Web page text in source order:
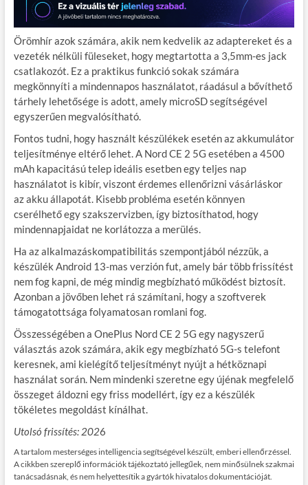
Örömhír azok számára, akik nem kedvelik az adaptereket és a
vezeték nélküli füleseket, hogy megtartotta a 3,5mm-es jack
csatlakozót. Ez a praktikus funkció sokak számára
megkönnyíti a mindennapos használatot, ráadásul a bővíthető
tárhely lehetősége is adott, amely microSD segítségével
egyszerűen megvalósítható.
Fontos tudni, hogy használt készülékek esetén az akkumulátor
teljesítménye eltérő lehet. A Nord CE 2 5G esetében a 4500
mAh kapacitású telep ideális esetben egy teljes nap
használatot is kibír, viszont érdemes ellenőrizni vásárláskor
az akku állapotát. Kisebb probléma esetén könnyen
cserélhető egy szakszervizben, így biztosíthatod, hogy
mindennapjaidat ne korlátozza a merülés.
Ha az alkalmazáskompatibilitás szempontjából nézzük, a
készülék Android 13-mas verzión fut, amely bár több frissítést
nem fog kapni, de még mindig megbízható működést biztosít.
Azonban a jövőben lehet rá számítani, hogy a szoftverek
támogatottsága folyamatosan romlani fog.
Összességében a OnePlus Nord CE 2 5G egy nagyszerű
választás azok számára, akik egy megbízható 5G-s telefont
keresnek, ami kielégítő teljesítményt nyújt a hétköznapi
használat során. Nem mindenki szeretne egy újénak megfelelő
összeget áldozni egy friss modellért, így ez a készülék
tökéletes megoldást kínálhat.
Utolsó frissítés: 2026
A tartalom mesterséges intelligencia segítségével készült, emberi ellenőrzéssel.
A cikkben szereplő információk tájékoztató jellegűek, nem minősülnek szakmai
tanácsadásnak, és nem helyettesítik a gyártók hivatalos dokumentációját.